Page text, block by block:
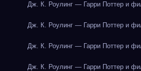
Дж. К. Роулинг — Гарри Поттер и
Дж. К. Роулинг — Гарри Поттер и
Дж. К. Роулинг — Гарри Поттер и
Дж. К. Роулинг — Гарри Поттер и